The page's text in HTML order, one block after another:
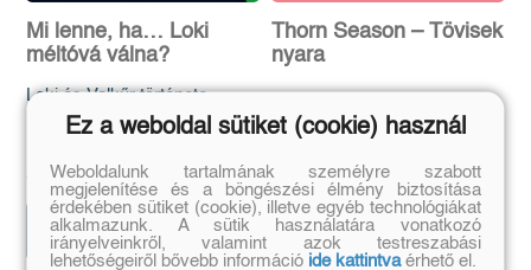
Mi lenne, ha… Loki
méltóvá válna?
Loki és Valkűr története
Madeleine Roux
4 999 Ft
4 499 Ft
Kosárba
Thorn Season – Tövisek
nyara
Kiera Azar
5 999 Ft
5 399 Ft
Kosárba
Ez a weboldal sütiket (cookie) használ
Weboldalunk tartalmának személyre szabott
megjelenítése és a böngészési élmény biztosítása
érdekében sütiket (cookie), illetve egyéb technológiákat
alkalmazunk. A sütik használatára vonatkozó
irányelveinkről, valamint azok testreszabási
lehetőségeiről bővebb információ ide kattintvaérhető el.